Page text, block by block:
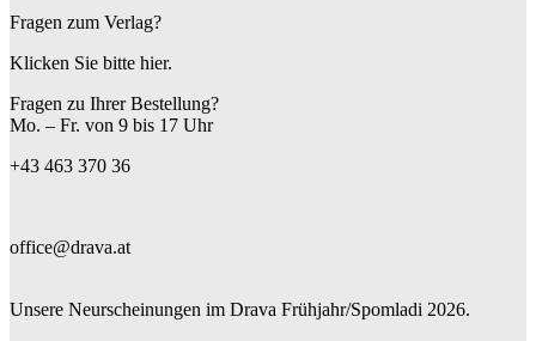
Fragen zum Verlag?
Klicken Sie bitte hier.
Fragen zu Ihrer Bestellung?
Mo. – Fr. von 9 bis 17 Uhr
+43 463 370 36
office@drava.at
Unsere Neurscheinungen im Drava Frühjahr/Spomladi 2026.